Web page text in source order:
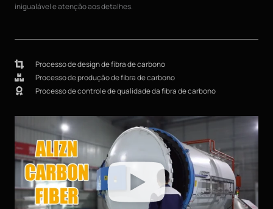
inigualável e atenção aos detalhes.
Processo de design de fibra de carbono
Processo de produção de fibra de carbono
Processo de controle de qualidade da fibra de carbono